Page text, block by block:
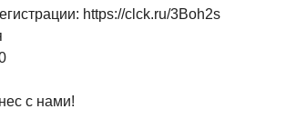
https://clck.ru/3Boh2s
с нами!